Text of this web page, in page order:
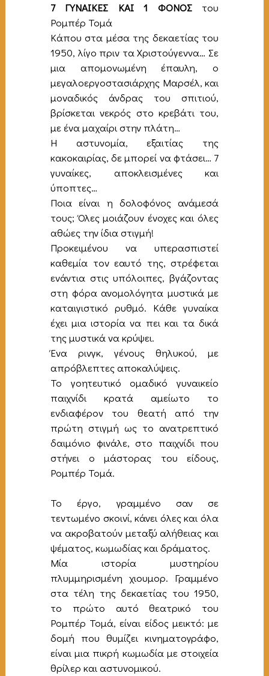
7 ΓΥΝΑΙΚΕΣ ΚΑΙ 1 ΦΟΝΟΣ του
Ρομπέρ Τομά
Κάπου στα μέσα της δεκαετίας του
1950, λίγο πριν τα Χριστούγεννα… Σε
μια απομονωμένη έπαυλη, ο
μεγαλοεργοστασιάρχης Μαρσέλ, και
μοναδικός άνδρας του σπιτιού,
βρίσκεται νεκρός στο κρεβάτι του,
με ένα μαχαίρι στην πλάτη…
Η αστυνομία, εξαιτίας της
κακοκαιρίας, δε μπορεί να φτάσει… 7
γυναίκες, αποκλεισμένες και
ύποπτες…
Ποια είναι η δολοφόνος ανάμεσά
τους; Όλες μοιάζουν ένοχες και όλες
αθώες την ίδια στιγμή!
Προκειμένου να υπερασπιστεί
καθεμία τον εαυτό της, στρέφεται
ενάντια στις υπόλοιπες, βγάζοντας
στη φόρα ανομολόγητα μυστικά με
καταιγιστικό ρυθμό. Κάθε γυναίκα
έχει μια ιστορία να πει και τα δικά
της μυστικά να κρύψει.
Ένα ρινγκ, γένους θηλυκού, με
απρόβλεπτες αποκαλύψεις.
Το γοητευτικό ομαδικό γυναικείο
παιχνίδι κρατά αμείωτο το
ενδιαφέρον του θεατή από την
πρώτη στιγμή ως το ανατρεπτικό
δαιμόνιο φινάλε, στο παιχνίδι που
στήνει ο μάστορας του είδους,
Ρομπέρ Τομά.
Το έργο, γραμμένο σαν σε
τεντωμένο σκοινί, κάνει όλες και όλα
να ακροβατούν μεταξύ αλήθειας και
ψέματος, κωμωδίας και δράματος.
Μία ιστορία μυστηρίου
πλυμμηρισμένη χιουμορ. Γραμμένο
στα τέλη της δεκαετίας του 1950,
το πρώτο αυτό θεατρικό του
Ρομπέρ Τομά, είναι είδος μεικτό: με
δομή που θυμίζει κινηματογράφο,
είναι μια πικρή κωμωδία με στοιχεία
θρίλερ και αστυνομικού.